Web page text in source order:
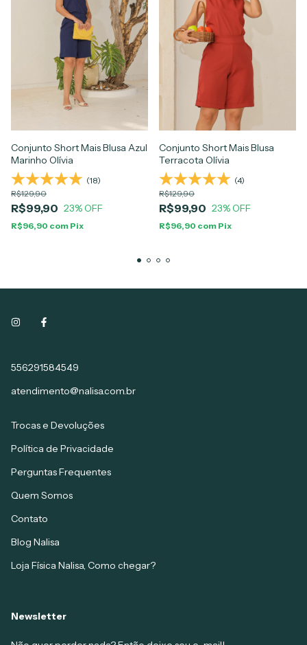
Conjunto Short Mais Blusa Azul
Marinho Olívia
(18)
R$99,90
R$129,90
23% OFF
R$96,90 com Pix
Conjunto Short Mais Blusa
Terracota Olívia
(4)
R$99,90
R$129,90
23% OFF
R$96,90 com Pix
556291584549
atendimento@nalisa.com.br
Trocas e Devoluções
Política de Privacidade
Perguntas Frequentes
Quem Somos
Contato
Blog Nalisa
Loja Física Nalisa, Como chegar?
Newsletter